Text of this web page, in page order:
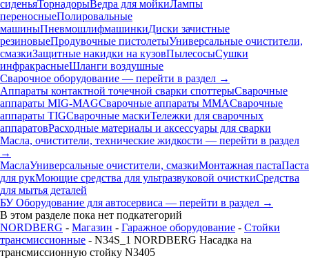
сиденьяТорнадорыВедра для мойкиЛампы
переносныеПолировальные
машиныПневмошлифмашинкиДиски зачистные
резиновыеПродувочные пистолетыУниверсальные очистители,
смазкиЗащитные накидки на кузовПылесосыСушки
инфракрасныеШланги воздушные
Сварочное оборудование — перейти в раздел →
Аппараты контактной точечной сварки cпоттерыСварочные
аппараты MIG-MAGСварочные аппараты MMAСварочные
аппараты TIGСварочные маскиТележки для сварочных
аппаратовРасходные материалы и аксессуары для сварки
Масла, очистители, технические жидкости — перейти в раздел
→
МаслаУниверсальные очистители, смазкиМонтажная пастаПаста
для рукМоющие средства для ультразвуковой очисткиСредства
для мытья деталей
БУ Оборудование для автосервиса — перейти в раздел →
В этом разделе пока нет подкатегорий
NORDBERG - Магазин - Гаражное оборудование - Стойки
трансмиссионные - N34S_1 NORDBERG Насадка на
трансмиссионную стойку N3405